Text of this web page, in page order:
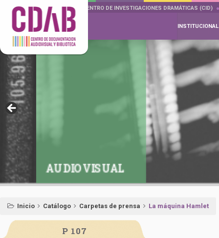
DOCUMENTA DRAMÁTICAS CENTRO DE INVESTIGACIONES DRAMÁTICAS (CID)
INSTITUCIONAL
AUDIOVISUAL
Inicio Catálogo Carpetas de prensa La máquina Hamlet
P 107